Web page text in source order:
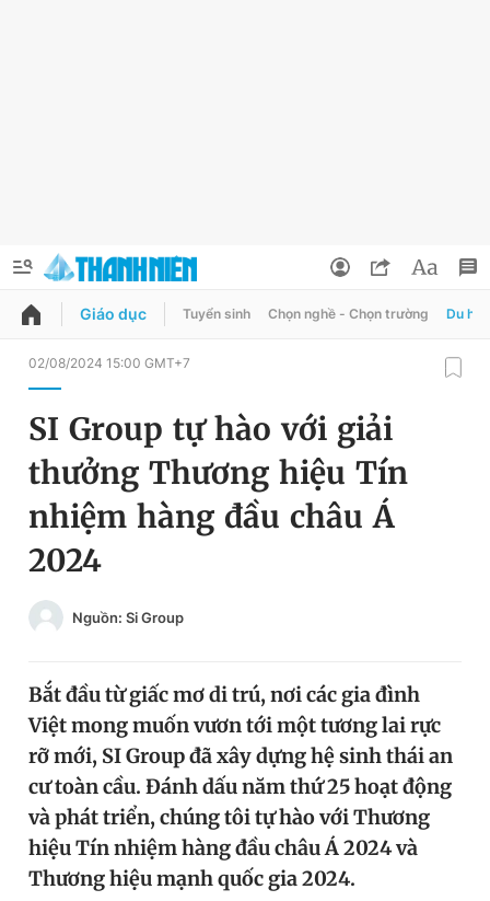
QUẢNG CÁO ĐẶT BÁO
Chuyên mục
Chuyên mục khác
Chào ngày mới
Tin thị trường
Video Magazine
Sản phẩm khác
Tiện ích Bạn cần biết
Thông tin tòa soạn Liên hệ quảng cáo
Đổi mật khẩu
Tin đã lưu
Tin đã xem
Giáo dục Tuyển sinh Chọn nghề - Chọn trường Du học
02/08/2024 15:00 GMT+7
SI Group tự hào với giải
thưởng Thương hiệu Tín
nhiệm hàng đầu châu Á
2024
Nguồn: Si Group
Bắt đầu từ giấc mơ di trú, nơi các gia đình
Việt mong muốn vươn tới một tương lai rực
rỡ mới, SI Group đã xây dựng hệ sinh thái an
cư toàn cầu. Đánh dấu năm thứ 25 hoạt động
và phát triển, chúng tôi tự hào với Thương
hiệu Tín nhiệm hàng đầu châu Á 2024 và
Thương hiệu mạnh quốc gia 2024.